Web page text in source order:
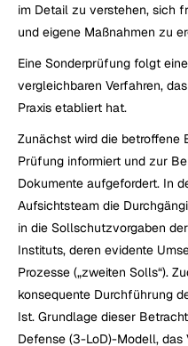
im Detail zu verstehen, sich
und eigene Maßnahmen zu
Eine Sonderprüfung folgt
vergleichbaren Verfahren,
Praxis etabliert hat.
Zunächst wird die betroffene
Prüfung informiert und zur
Dokumente aufgefordert. In
Aufsichtsteam die
in die Sollschutzvorgaben
Instituts, deren evidente
Prozesse („zweiten Solls“).
konsequente Durchführung
Ist. Grundlage dieser
Defense (3-LoD)-Modell, das